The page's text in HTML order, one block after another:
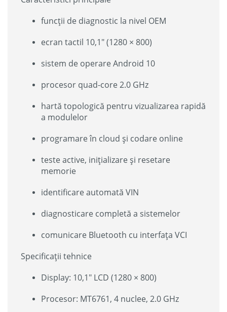
funcții de diagnostic la nivel OEM
ecran tactil 10,1″ (1280 × 800)
sistem de operare Android 10
procesor quad-core 2.0 GHz
hartă topologică pentru vizualizarea rapidă
a modulelor
programare în cloud și codare online
teste active, inițializare și resetare
memorie
identificare automată VIN
diagnosticare completă a sistemelor
comunicare Bluetooth cu interfața VCI
Specificații tehnice
Display: 10,1″ LCD (1280 × 800)
Procesor: MT6761, 4 nuclee, 2.0 GHz